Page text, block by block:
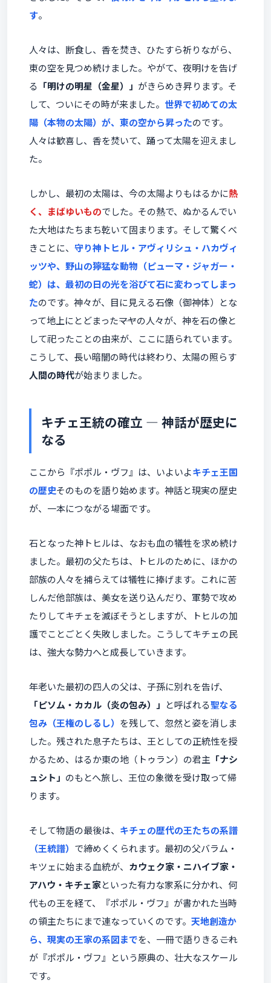
す。
人々は、断食し、香を焚き、ひたすら祈りながら、
東の空を見つめ続けました。やがて、夜明けを告げ
る 「明けの明星（金星）」 がきらめき昇ります。そ
して、ついにその時が来ました。 世界で初めての太
陽（本物の太陽）が、東の空から昇ったのです。
人々は歓喜し、香を焚いて、踊って太陽を迎えまし
た。
しかし、最初の太陽は、今の太陽よりもはるかに熱
く、まばゆいものでした。その熱で、ぬかるんでい
た大地はたちまち乾いて固まります。そして驚くべ
きことに、 守り神トヒル・アヴィリシュ・ハカヴィ
ッツや、野山の獰猛な動物（ピューマ・ジャガー・
蛇）は、最初の日の光を浴びて石に変わってしまっ
たのです。神々が、目に見える石像（御神体）とな
って地上にとどまった――マヤの人々が、神を石の像と
して祀ったことの由来が、ここに語られています。
こうして、長い暗闇の時代は終わり、太陽の照らす
人間の時代が始まりました。
キチェ王統の確立 ― 神話が歴史に
なる
ここから『ポポル・ヴフ』は、いよいよキチェ王国
の歴史そのものを語り始めます。神話と現実の歴史
が、一本につながる場面です。
石となった神トヒルは、なおも血の犠牲を求め続け
ました。最初の父たちは、トヒルのために、ほかの
部族の人々を捕らえては犠牲に捧げます。これに苦
しんだ他部族は、美女を送り込んだり、軍勢で攻め
たりしてキチェを滅ぼそうとしますが、トヒルの加
護でことごとく失敗しました。こうしてキチェの民
は、強大な勢力へと成長していきます。
年老いた最初の四人の父は、子孫に別れを告げ、
「ピソム・カカル（炎の包み）」 と呼ばれる聖なる
包み（王権のしるし） を残して、忽然と姿を消しま
した。残された息子たちは、王としての正統性を授
かるため、はるか東の地（トゥラン）の君主 「ナシ
ュシト」 のもとへ旅し、王位の象徴を受け取って帰
ります。
そして物語の最後は、 キチェの歴代の王たちの系譜
（王統譜） で締めくくられます。最初の父バラム・
キツェに始まる血統が、 カウェク家・ニハイブ家・
アハウ・キチェ家といった有力な家系に分かれ、何
代もの王を経て、『ポポル・ヴフ』が書かれた当時
の領主たちにまで連なっていくのです。 天地創造か
ら、現実の王家の系図までを、一冊で語りきる――これ
が『ポポル・ヴフ』という原典の、壮大なスケール
です。